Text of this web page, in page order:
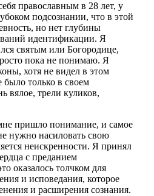
православным в 28 лет, у
подсознании, что в этой
но нет глубины
идентификации. Я
святым или Богородице,
пока не понимаю. Я
хотя не видел в этом
только в своем
вялое, трели куликов,
пришло понимание, и самое
нужно насиловать свою
неискренности. Я принял
с преданием
оказалось толчком для
и исповедания, которое
и расширения сознания.